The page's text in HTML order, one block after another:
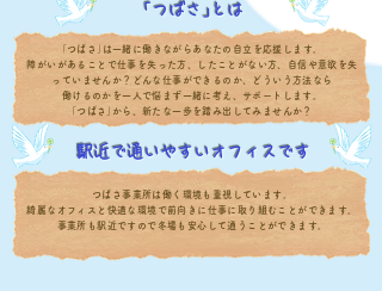
​｢つばさ｣とは
｢つばさ｣は一緒に働きながらあなたの自立を応援します。
​障がいがあることで仕事を失った方、したことがない方、自信や意欲を失
っていませんか？どんな仕事ができるのか、どういう方法なら
働けるのかを一人で悩まず一緒に考え、サポートします。
​｢つばさ｣から、新たな一歩を踏み出してみませんか？
​駅近で通いやすいオフィスです
つばさ事業所は働く環境も重視しています。
綺麗なオフィスと快適な環境で前向きに仕事に 取り組むことが できます。
​事業所も駅近ですので冬場も安心して通うことができます。